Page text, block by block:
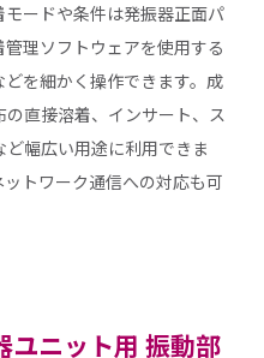
ードや条件は発振器正面パ
理ソフトウェアを使用する
を細かく操作できます。成
直接溶着、インサート、ス
幅広い用途に利用できま
トワーク通信への対応も可
ユニット用 振動部